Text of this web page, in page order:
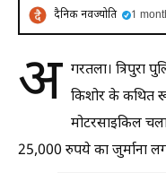
दैनिक नवज्योति 1
अ गरतला। त्रिपुरा
किशोर के कथित
मोटरसाइकिल
25,000 रुपये का जुर्माना